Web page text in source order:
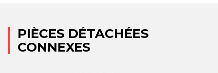
PIÈCES DÉTACHÉES
CONNEXES